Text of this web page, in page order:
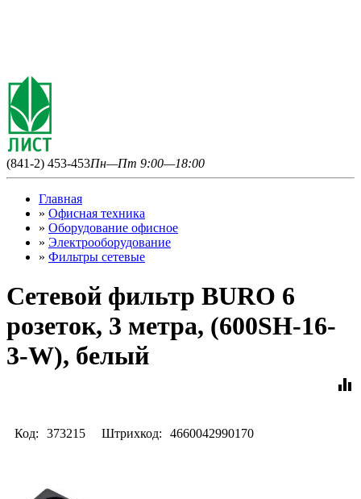
(841-2) 453-453Пн—Пт 9:00—18:00
Главная
» Офисная техника
» Оборудование офисное
» Электрооборудование
» Фильтры сетевые
Сетевой фильтр BURO 6
розеток, 3 метра, (600SH-16-
3-W), белый
equalizer
Код: 373215 Штрихкод: 4660042990170